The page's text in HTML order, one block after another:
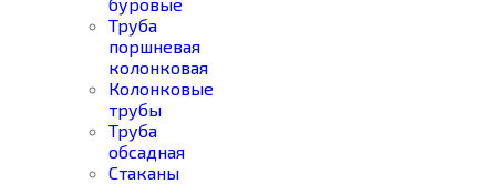
Труба
поршневая
колонковая
Колонковые
трубы
Труба
обсадная
Стаканы